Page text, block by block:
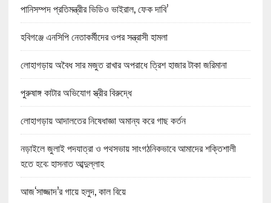
পানিসম্পদ প্রতিমন্ত্রীর ভিডিও ভাইরাল, ফেক দাবি’
হবিগঞ্জে এনসিপি নেতাকর্মীদের ওপর সন্ত্রাসী হামলা
লোহাগড়ায় অবৈধ সার মজুত রাখার অপরাধে ত্রিশ হাজার টাকা জরিমানা
পুরুষাঙ্গ কাটার অভিযোগ স্ত্রীর বিরুদ্ধে
লোহাগড়ায় আদালতের নিষেধাজ্ঞা অমান্য করে গাছ কর্তন
নড়াইলে জুলাই পদযাত্রা ও পথসভায় সাংগঠনিকভাবে আমাদের শক্তিশালী
হতে হবে: হাসনাত আব্দুল্লাহ
আজ‘সাজ্জাদ’র গায়ে হলুদ, কাল বিয়ে